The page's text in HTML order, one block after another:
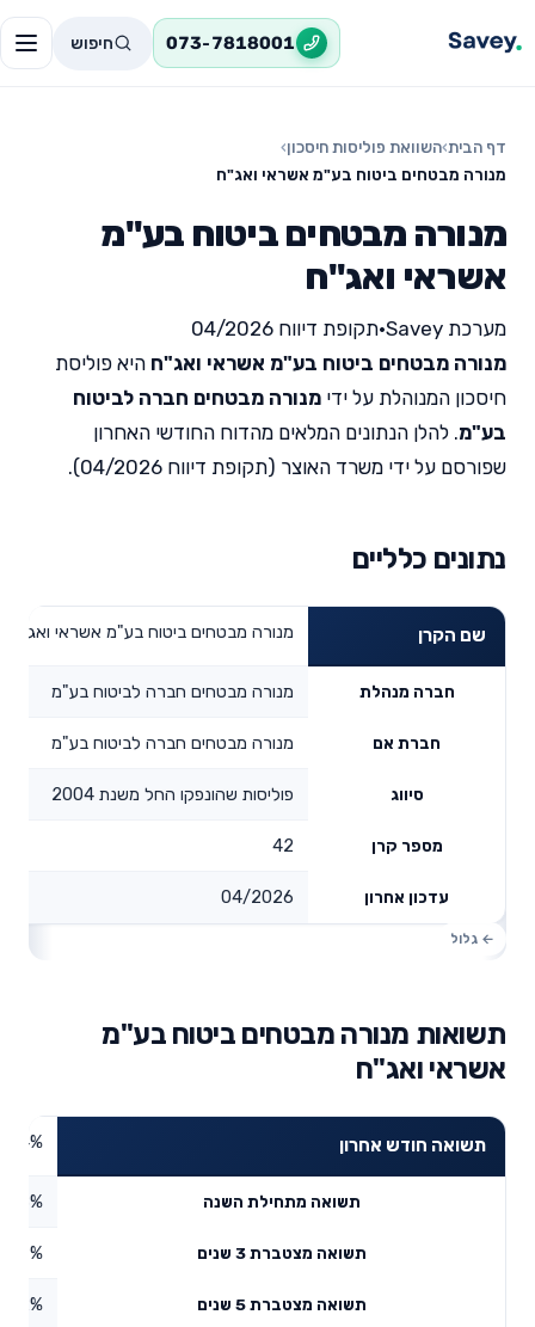
073-7818001 חיפוש
דף הבית›השוואת פוליסות חיסכון›
מנורה מבטחים ביטוח בע"מ אשראי ואג"ח
מנורה מבטחים ביטוח בע"מ
אשראי ואג"ח
מערכת Savey •תקופת דיווח 04/2026
מנורה מבטחים ביטוח בע"מ אשראי ואג"ח היא פוליסת
חיסכון המנוהלת על ידי מנורה מבטחים חברה לביטוח
בע"מ. להלן הנתונים המלאים מהדוח החודשי האחרון
שפורסם על ידי משרד האוצר (תקופת דיווח 04/2026).
נתונים כלליים
שם הקרן מנורה מבטחים ביטוח בע"מ אשראי ואג"ח
חברה מנהלת מנורה מבטחים חברה לביטוח בע"מ
חברת אם מנורה מבטחים חברה לביטוח בע"מ
סיווג פוליסות שהונפקו החל משנת 2004
מספר קרן 42
עדכון אחרון 04/2026
תשואות מנורה מבטחים ביטוח בע"מ
אשראי ואג"ח
תשואה חודש אחרון
תשואה מתחילת השנה
תשואה מצטברת 3 שנים
תשואה מצטברת 5 שנים